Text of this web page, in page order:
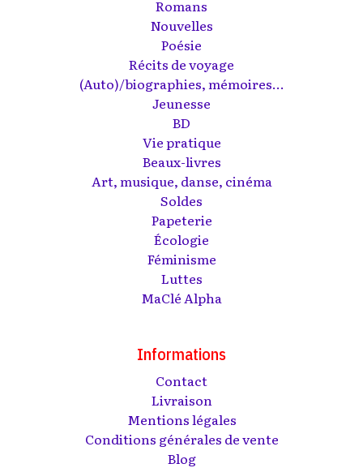
Romans
Nouvelles
Poésie
Récits de voyage
(Auto)/biographies, mémoires...
Jeunesse
BD
Vie pratique
Beaux-livres
Art, musique, danse, cinéma
Soldes
Papeterie
Écologie
Féminisme
Luttes
MaClé Alpha
Informations
Contact
Livraison
Mentions légales
Conditions générales de vente
Blog